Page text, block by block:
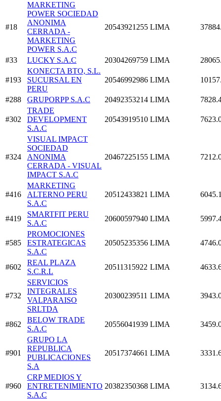
#18
MARKETING
POWER SOCIEDAD
ANONIMA
CERRADA -
MARKETING
POWER S.A.C
20543921255 LIMA
#33 LUCKY S.A.C 20304269759 LIMA
#193
KONECTA BTO, S.L.
SUCURSAL EN
PERU
20546992986 LIMA
#288 GRUPORPP S.A.C 20492353214 LIMA
#302
TRADE
DEVELOPMENT
S.A.C
20543919510 LIMA
#324
VISUAL IMPACT
SOCIEDAD
ANONIMA
CERRADA - VISUAL
IMPACT S.A.C
20467225155 LIMA
#416
MARKETING
ALTERNO PERU
S.A.C
20512433821 LIMA
#419
SMARTFIT PERU
S.A.C
20600597940 LIMA
#585
PROMOCIONES
ESTRATEGICAS
S.A.C
20505235356 LIMA
#602
REAL PLAZA
S.C.R.L
20511315922 LIMA
#732
SERVICIOS
INTEGRALES
VALPARAISO
SRLTDA
20300239511 LIMA
#862
BELOW TRADE
S.A.C
20556041939 LIMA
#901
GRUPO LA
REPUBLICA
PUBLICACIONES
S.A
20517374661 LIMA
#960
CRP MEDIOS Y
ENTRETENIMIENTO
S.A.C
20382350368 LIMA